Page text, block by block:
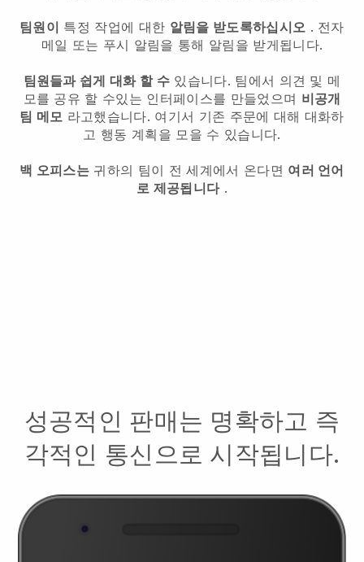
팀원이 특정 작업에 대한 알림을 받도록하십시오 . 전자
메일 또는 푸시 알림을 통해 알림을 받게됩니다.
팀원들과 쉽게 대화 할 수 있습니다. 팀에서 의견 및 메
모를 공유 할 수있는 인터페이스를 만들었으며 비공개
팀 메모 라고했습니다. 여기서 기존 주문에 대해 대화하
고 행동 계획을 모을 수 있습니다.
백 오피스는 귀하의 팀이 전 세계에서 온다면 여러 언어
로 제공됩니다.
성공적인 판매는 명확하고 즉
각적인 통신으로 시작됩니다.